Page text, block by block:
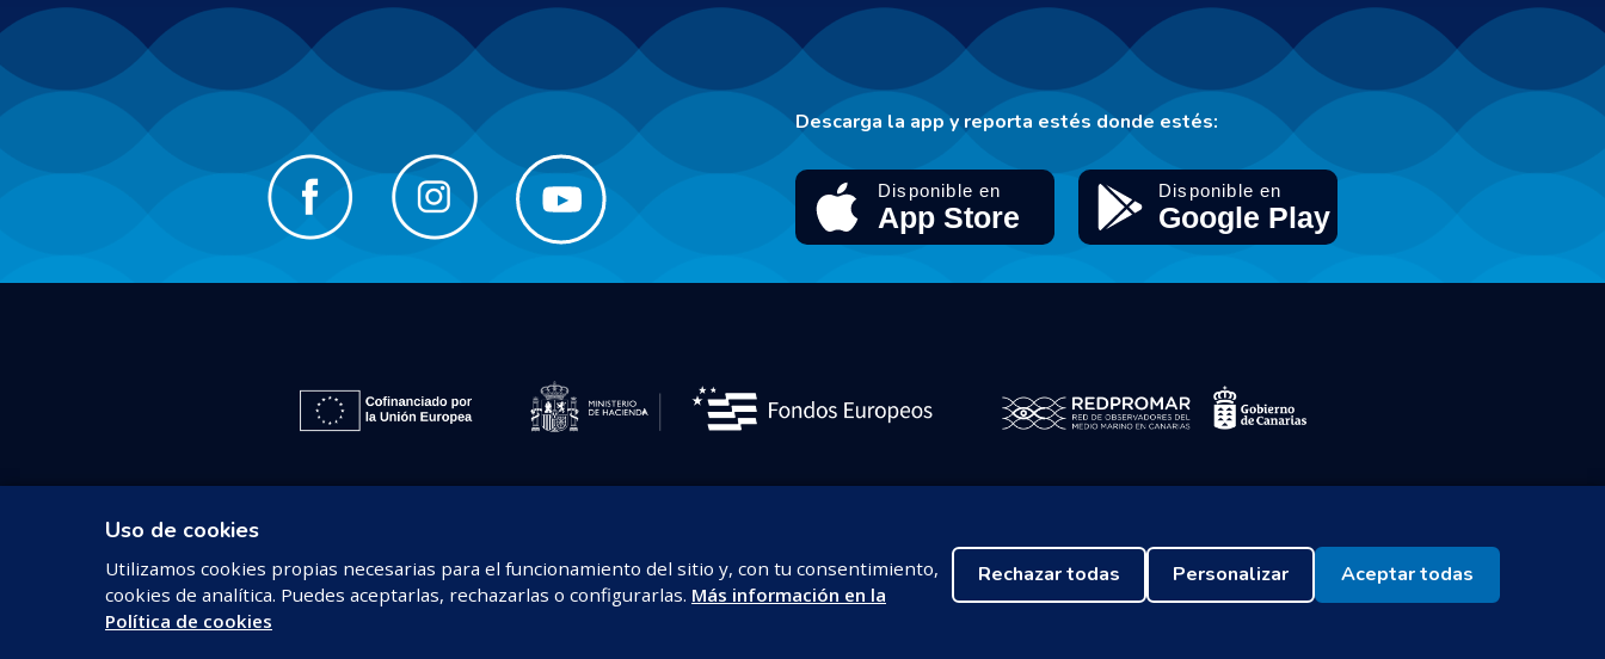
Descarga la app y reporta estés donde estés:
© 2026 REDPROMAR
Uso de cookies
Utilizamos cookies propias necesarias para el funcionamiento del sitio y, con tu consentimiento,
cookies de analítica. Puedes aceptarlas, rechazarlas o configurarlas. Más información en la
Política de cookies
Rechazar todas Personalizar Aceptar todas